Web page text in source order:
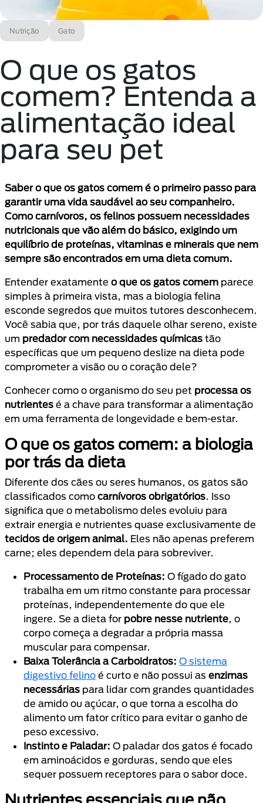
Nutrição Gato
O que os gatos
comem? Entenda a
alimentação ideal
para seu pet
Saber o que os gatos comem é o primeiro passo para
garantir uma vida saudável ao seu companheiro.
Como carnívoros, os felinos possuem necessidades
nutricionais que vão além do básico, exigindo um
equilíbrio de proteínas, vitaminas e minerais que nem
sempre são encontrados em uma dieta comum.
Entender exatamente o que os gatos comem parece
simples à primeira vista, mas a biologia felina
esconde segredos que muitos tutores desconhecem.
Você sabia que, por trás daquele olhar sereno, existe
um predador com necessidades químicas tão
específicas que um pequeno deslize na dieta pode
comprometer a visão ou o coração dele?
Conhecer como o organismo do seu pet processa os
nutrientes é a chave para transformar a alimentação
em uma ferramenta de longevidade e bem-estar.
O que os gatos comem: a biologia
por trás da dieta
Diferente dos cães ou seres humanos, os gatos são
classificados como carnívoros obrigatórios. Isso
significa que o metabolismo deles evoluiu para
extrair energia e nutrientes quase exclusivamente de
tecidos de origem animal. Eles não apenas preferem
carne; eles dependem dela para sobreviver.
Processamento de Proteínas: O fígado do gato
trabalha em um ritmo constante para processar
proteínas, independentemente do que ele
ingere. Se a dieta for pobre nesse nutriente, o
corpo começa a degradar a própria massa
muscular para compensar.
Baixa Tolerância a Carboidratos: O sistema
digestivo felino é curto e não possui as enzimas
necessárias para lidar com grandes quantidades
de amido ou açúcar, o que torna a escolha do
alimento um fator crítico para evitar o ganho de
peso excessivo.
Instinto e Paladar: O paladar dos gatos é focado
em aminoácidos e gorduras, sendo que eles
sequer possuem receptores para o sabor doce.
Nutrientes essenciais que não